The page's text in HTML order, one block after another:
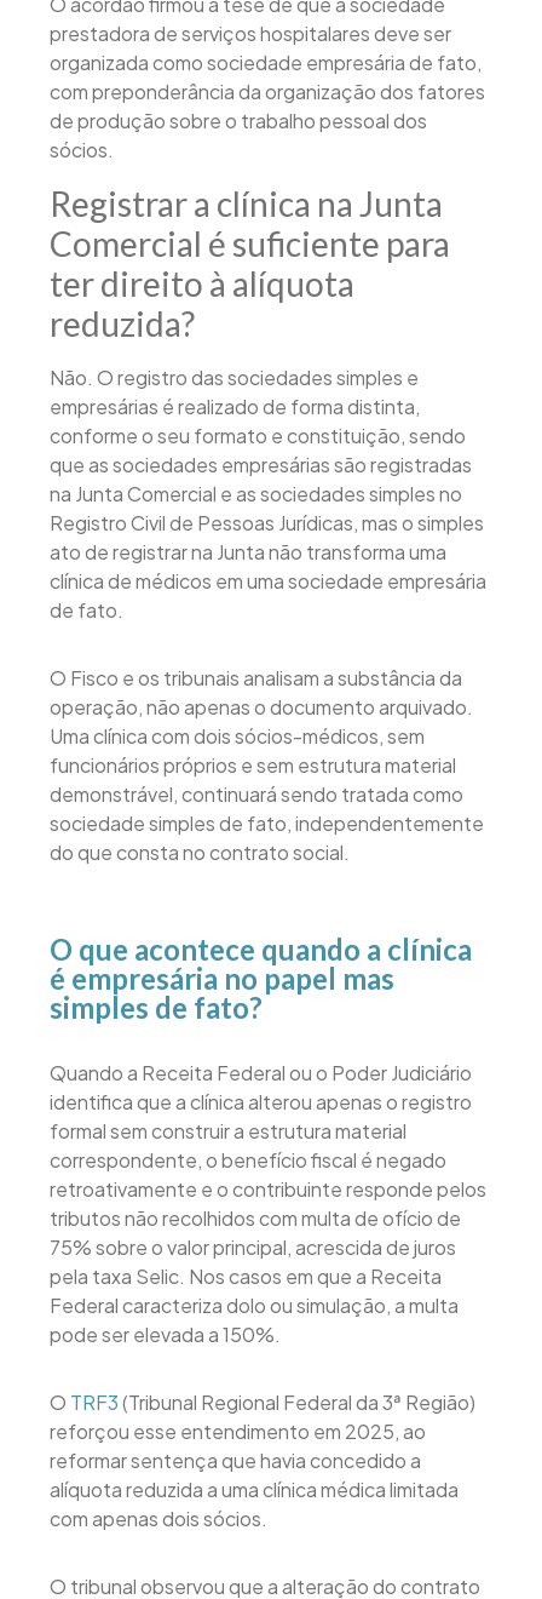
prestadora de serviços hospitalares deve ser
organizada como sociedade empresária de fato,
com preponderância da organização dos fatores
de produção sobre o trabalho pessoal dos
sócios.
Registrar a clínica na Junta
Comercial é suficiente para
ter direito à alíquota
reduzida?
Não. O registro das sociedades simples e
empresárias é realizado de forma distinta,
conforme o seu formato e constituição, sendo
que as sociedades empresárias são registradas
na Junta Comercial e as sociedades simples no
Registro Civil de Pessoas Jurídicas, mas o simples
ato de registrar na Junta não transforma uma
clínica de médicos em uma sociedade empresária
de fato.
O Fisco e os tribunais analisam a substância da
operação, não apenas o documento arquivado.
Uma clínica com dois sócios-médicos, sem
funcionários próprios e sem estrutura material
demonstrável, continuará sendo tratada como
sociedade simples de fato, independentemente
do que consta no contrato social.
O que acontece quando a clínica
é empresária no papel mas
simples de fato?
Quando a Receita Federal ou o Poder Judiciário
identifica que a clínica alterou apenas o registro
formal sem construir a estrutura material
correspondente, o benefício fiscal é negado
retroativamente e o contribuinte responde pelos
tributos não recolhidos com multa de ofício de
75% sobre o valor principal, acrescida de juros
pela taxa Selic. Nos casos em que a Receita
Federal caracteriza dolo ou simulação, a multa
pode ser elevada a 150%.
O TRF3(Tribunal Regional Federal da 3ª Região)
reforçou esse entendimento em 2025, ao
reformar sentença que havia concedido a
alíquota reduzida a uma clínica médica limitada
com apenas dois sócios.
O tribunal observou que a alteração do contrato